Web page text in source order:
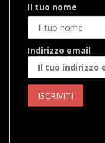
Il tuo nome
Indirizzo email